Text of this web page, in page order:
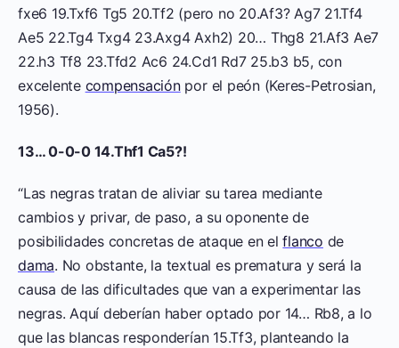
fxe6 19.Txf6 Tg5 20.Tf2 (pero no 20.Af3? Ag7 21.Tf4
Ae5 22.Tg4 Txg4 23.Axg4 Axh2) 20… Thg8 21.Af3 Ae7
22.h3 Tf8 23.Tfd2 Ac6 24.Cd1 Rd7 25.b3 b5, con
excelente compensaciónpor el peón (Keres-Petrosian,
1956).
13… 0-0-0 14.Thf1 Ca5?!
“Las negras tratan de aliviar su tarea mediante
cambios y privar, de paso, a su oponente de
posibilidades concretas de ataque en elflanco de
dama. No obstante, la textual es prematura y será la
causa de las dificultades que van a experimentar las
negras. Aquí deberían haber optado por 14… Rb8, a lo
que las blancas responderían 15.Tf3, planteando la